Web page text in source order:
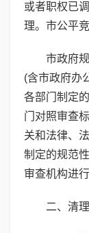
或者职权已
理。市公平
市政府
(含市政府办
各部门制定
门对照审查
关和法律、
制定的规范
审查机构进行
二、清